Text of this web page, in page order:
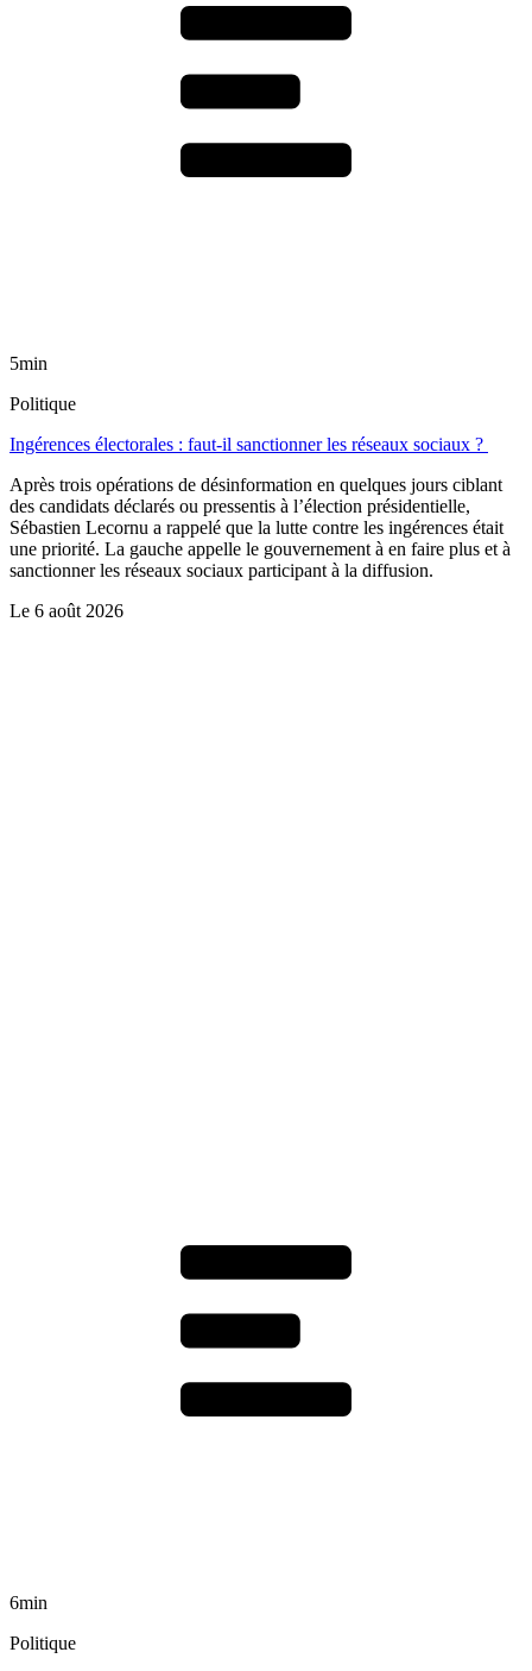
5min
Politique
Ingérences électorales : faut-il sanctionner les réseaux sociaux ?
Après trois opérations de désinformation en quelques jours ciblant
des candidats déclarés ou pressentis à l’élection présidentielle,
Sébastien Lecornu a rappelé que la lutte contre les ingérences était
une priorité. La gauche appelle le gouvernement à en faire plus et à
sanctionner les réseaux sociaux participant à la diffusion.
Le 6 août 2026
6min
Politique